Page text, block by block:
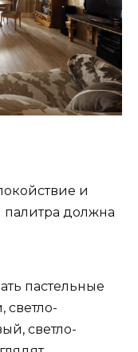
и
палитра должна
пастельные
светло-
светло-